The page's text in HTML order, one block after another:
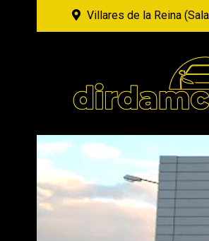
Villares de la Reina